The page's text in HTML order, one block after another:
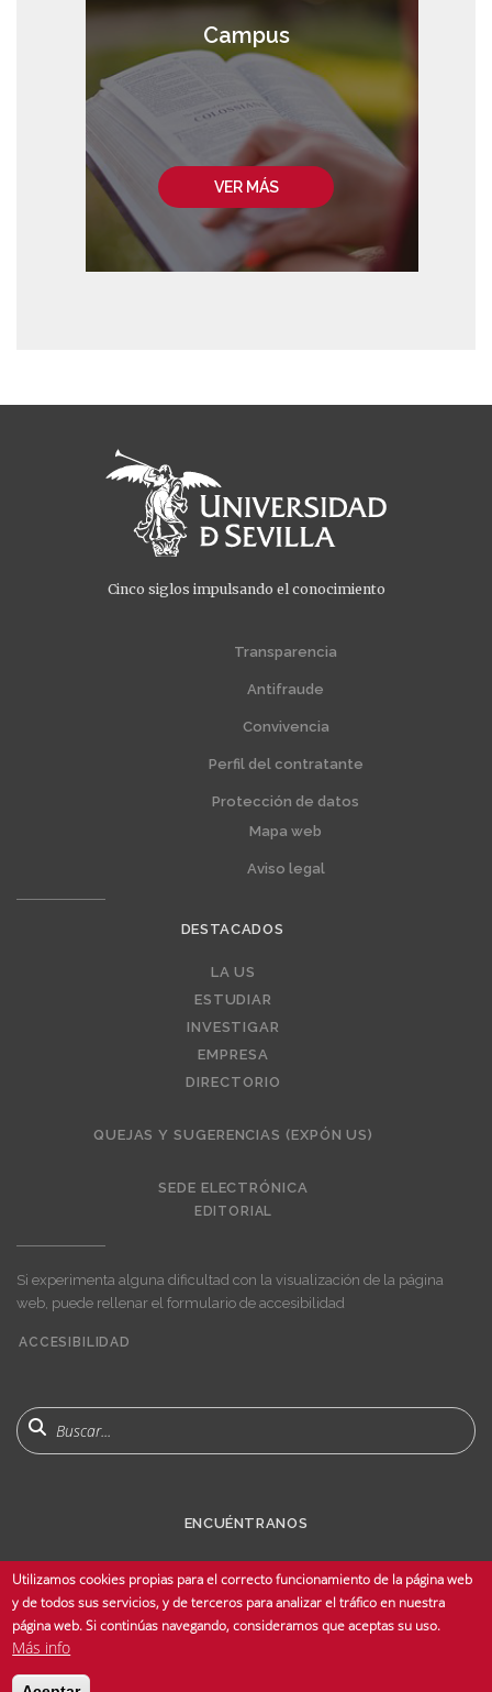
VER MÁS
Campus
Cinco siglos impulsando el conocimiento
Transparencia
Antifraude
Convivencia
Perfil del contratante
Protección de datos
Mapa web
Aviso legal
DESTACADOS
LA US
ESTUDIAR
INVESTIGAR
EMPRESA
DIRECTORIO
QUEJAS Y SUGERENCIAS (EXPÓN US)
SEDE ELECTRÓNICA
EDITORIAL
Si experimenta alguna dificultad con la visualización de la página
web, puede rellenar el formulario de accesibilidad
menu
ACCESIBILIDAD
Buscar
ENCUÉNTRANOS
© Copyright 2025 Universidad de Sevilla - Todos los derechos reservados -
Utilizamos cookies propias para el correcto funcionamiento de la página web
y de todos sus servicios, y de terceros para analizar el tráfico en nuestra
página web. Si continúas navegando, consideramos que aceptas su uso.
Más info